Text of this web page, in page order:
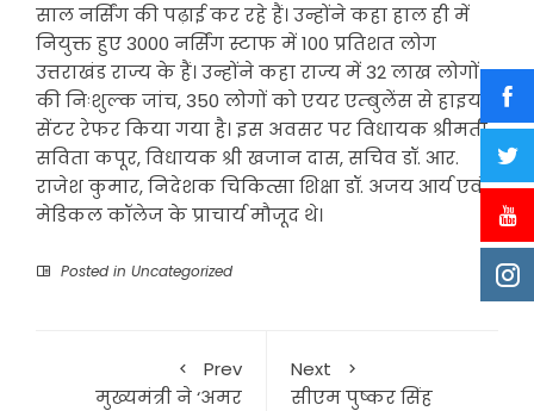
साल नर्सिंग की पढ़ाई कर रहे हैं। उन्होंने कहा हाल ही में
नियुक्त हुए 3000 नर्सिंग स्टाफ में 100 प्रतिशत लोग
उत्तराखंड राज्य के हैं। उन्होंने कहा राज्य में 32 लाख लोगों
की निःशुल्क जांच, 350 लोगों को एयर एम्बुलेंस से हाइय
सेंटर रेफर किया गया है। इस अवसर पर विधायक श्रीमती
सविता कपूर, विधायक श्री खजान दास, सचिव डॉ. आर.
राजेश कुमार, निदेशक चिकित्सा शिक्षा डॉ. अजय आर्य एवं
मेडिकल कॉलेज के प्राचार्य मौजूद थे।
Posted in Uncategorized
Prev
मुख्यमंत्री ने ‘अमर
Next
सीएम पुष्कर सिंह